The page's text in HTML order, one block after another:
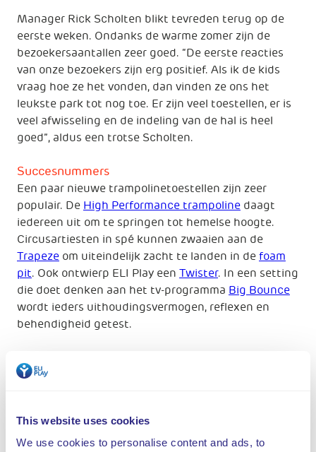
This website uses cookies
We use cookies to personalise content and ads, to
Manager Rick Scholten blikt tevreden terug op de
eerste weken. Ondanks de warme zomer zijn de
bezoekersaantallen zeer goed. “De eerste reacties
van onze bezoekers zijn erg positief. Als ik de kids
vraag hoe ze het vonden, dan vinden ze ons het
leukste park tot nog toe. Er zijn veel toestellen, er is
veel afwisseling en de indeling van de hal is heel
goed”, aldus een trotse Scholten.
Succesnummers
Een paar nieuwe trampolinetoestellen zijn zeer
populair. De High Performance trampoline daagt
iedereen uit om te springen tot hemelse hoogte.
Circusartiesten in spé kunnen zwaaien aan de
Trapeze om uiteindelijk zacht te landen in de foam
pit. Ook ontwierp ELI Play een Twister. In een setting
die doet denken aan het tv-programma Big Bounce
wordt ieders uithoudingsvermogen, reflexen en
behendigheid getest.
De medewerkers van Jump XL in Hengelo zijn druk
gymlessen inruilen voor een stunts & tricks-les en
wie het trampolinepark wil afhuren voor een